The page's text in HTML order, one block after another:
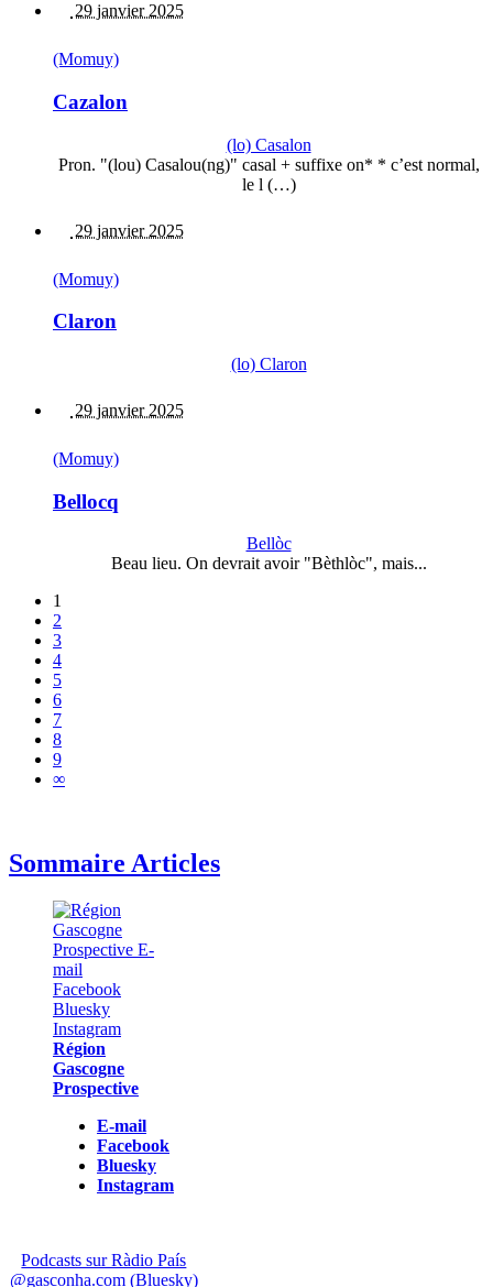
29 janvier 2025
(Momuy)
Cazalon
(lo) Casalon
Pron. "(lou) Casalou(ng)" casal + suffixe on* * c’est normal,
le l (…)
29 janvier 2025
(Momuy)
Claron
(lo) Claron
29 janvier 2025
(Momuy)
Bellocq
Bellòc
Beau lieu. On devrait avoir "Bèthlòc", mais...
1
2
3
4
5
6
7
8
9
∞
Sommaire Articles
Région
Gascogne
Prospective
E-mail
Facebook
Bluesky
Instagram
Podcasts sur Ràdio País
@gasconha.com (Bluesky)